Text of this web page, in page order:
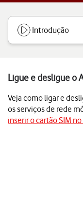
Introdução
Ligue e desligue o
Veja como ligar e
os serviços de rede
inserir o cartão SIM